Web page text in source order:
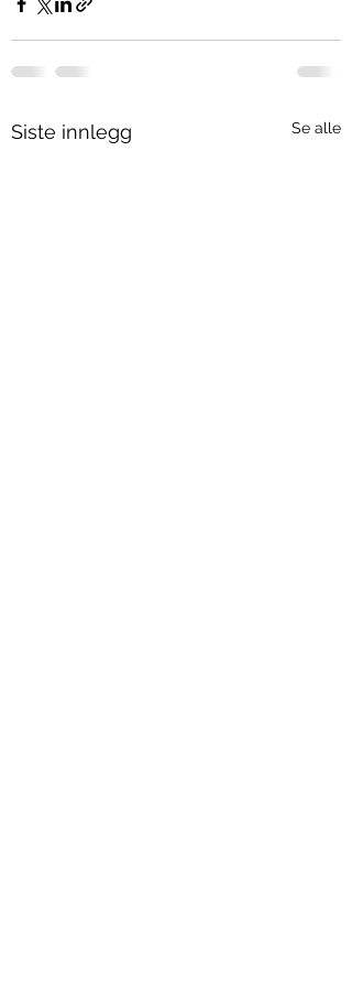
Siste innlegg Se alle